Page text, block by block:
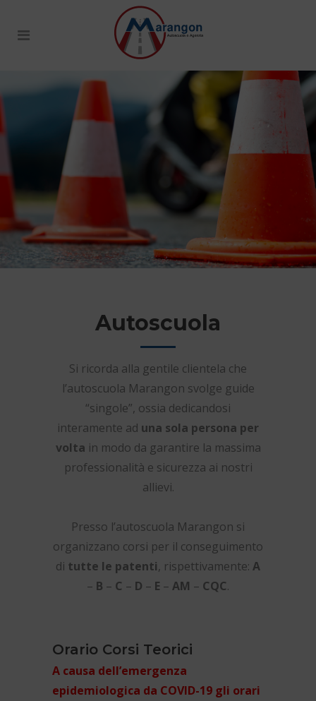
Autoscuola
Si ricorda alla gentile clientela che
l’autoscuola Marangon svolge guide
“singole”, ossia dedicandosi
interamente ad una sola persona per
volta in modo da garantire la massima
professionalità e sicurezza ai nostri
allievi.
Presso l’autoscuola Marangon si
organizzano corsi per il conseguimento
di tutte le patenti, rispettivamente: A
– B – C – D – E – AM – CQC.
Orario Corsi Teorici
A causa dell’emergenza
epidemiologica da COVID-19 gli orari